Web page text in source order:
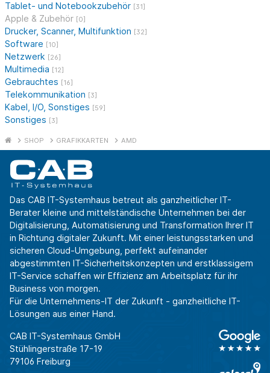
Tablet- und Notebookzubehör [31]
Apple & Zubehör [0]
Drucker, Scanner, Multifunktion [32]
Software [10]
Netzwerk [26]
Multimedia [12]
Gebrauchtes [16]
Telekommunikation [3]
Kabel, I/O, Sonstiges [59]
Sonstiges [3]
SHOP GRAFIKKARTEN AMD
Das CAB IT-Systemhaus betreut als ganzheitlicher IT-
Berater kleine und mittelständische Unternehmen bei der
Digitalisierung, Automatisierung und Transformation Ihrer IT
in Richtung digitaler Zukunft. Mit einer leistungsstarken und
sicheren Cloud-Umgebung, perfekt aufeinander
abgestimmten IT-Sicherheitskonzepten und erstklassigem
IT-Service schaffen wir Effizienz am Arbeitsplatz für ihr
Business von morgen.
Für die Unternehmens-IT der Zukunft - ganzheitliche IT-
Lösungen aus einer Hand.
CAB IT-Systemhaus GmbH
Stühlingerstraße 17-19
79106 Freiburg